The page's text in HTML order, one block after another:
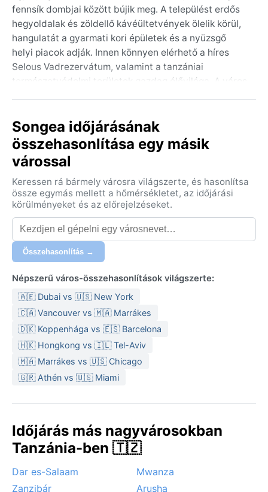
fennsík dombjai között bújik meg. A települést erdős
hegyoldalak és zöldellő kávéültetvények ölelik körül,
hangulatát a gyarmati kori épületek és a nyüzsgő
helyi piacok adják. Innen könnyen elérhető a híres
Selous Vadrezervátum, valamint a tanzániai
természetvédelmi területek gazdag élővilága. A város
Éghajlata a Köppen-féle Cwa osztályba tartozik, azaz
párás szubtrópusi, száraz téllel. A nyári hónapok –
novembertől áprilisig – forrók és csapadékosak,
jellemzőek. A tél májustól októberig tart: ilyenkor
kellemesen száraz, a nappalok melegek, az éjszakák
pedig hűvösek. A csomagokba könnyű pamutruházat,
esőkabát a nyári esőkre, valamint egy pulóver a téli
estékre kerüljön. A páratartalom egész évben magas,
de a száraz évszakban lényegesen komfortosabb.
A legkedvezőbb időjárási időszak a száraz tél,
májustól októberig, amikor napos, meleg nappalok és
hűvös éjszakák váltják egymást, és alig esik eső.
Különleges időjárási jelenségek nem jellemzőek: a
várost nem érik hurrikánok, monszunok vagy erős
szélviharok. Az esős évszakban heves záporok
alakulhatnak ki, de komoly áradások ritkák. A reggeli
köd időnként megül a völgyekben, ami misztikus
időjárást a térség felfedezéséhez.
Songea időjárásának
összehasonlítása egy másik
várossal
Keressen rá bármely városra világszerte, és hasonlítsa
össze egymás mellett a hőmérsékletet, az időjárási
körülményeket és az előrejelzéseket.
Összehasonlítás →
Népszerű város-összehasonlítások világszerte:
🇦🇪 Dubai vs 🇺🇸 New York
🇨🇦 Vancouver vs 🇲🇦 Marrákes
🇩🇰 Koppenhága vs 🇪🇸 Barcelona
🇭🇰 Hongkong vs 🇮🇱 Tel-Aviv
🇲🇦 Marrákes vs 🇺🇸 Chicago
🇬🇷 Athén vs 🇺🇸 Miami
Időjárás más nagyvárosokban
Tanzánia-ben 🇹🇿
Dar es-Salaam
Mwanza
Zanzibár
Arusha